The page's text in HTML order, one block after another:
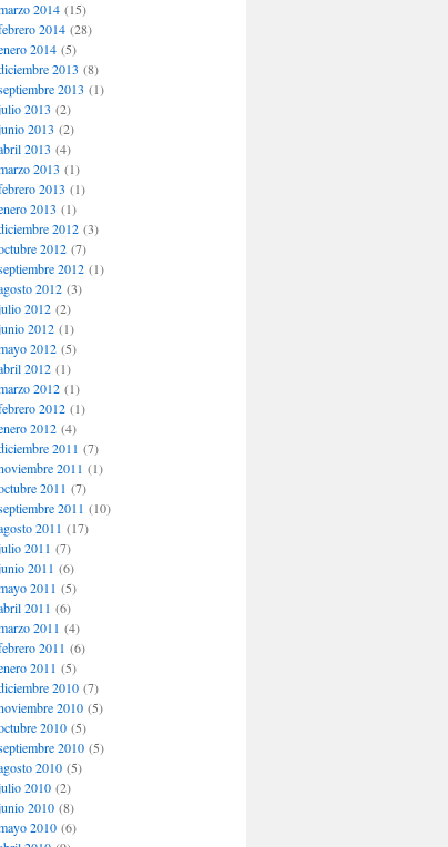
2014(15)
2014(28)
2014(5)
2013 (8)
2013 (1)
2013 (2)
2013 (2)
2013 (4)
2013 (1)
2013 (1)
2013 (1)
2012(3)
2012(7)
2012(1)
2012(3)
2012(2)
2012(1)
2012(5)
2012(1)
2012(1)
2012(1)
2012(4)
2011 (7)
2011 (1)
2011 (7)
2011 (10)
2011 (17)
2011 (7)
2011 (6)
2011 (5)
2011 (6)
2011 (4)
2011 (6)
2011 (5)
2010(7)
2010(5)
2010(5)
2010(5)
2010(5)
2010(2)
2010(8)
2010(6)